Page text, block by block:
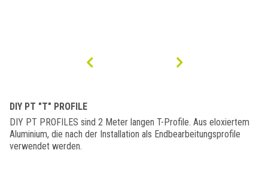
DIY PT "T" PROFILE
DIY PT PROFILES sind 2 Meter langen T-Profile. Aus eloxiertem
Aluminium, die nach der Installation als Endbearbeitungsprofile
verwendet werden.